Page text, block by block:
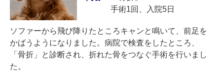
手術1回、入院5日
ソファーから飛び降りたところキャンと鳴いて、前足を
かばうようになりました。病院で検査をしたところ、
「骨折」と診断され、折れた骨をつなぐ手術を行いまし
た。